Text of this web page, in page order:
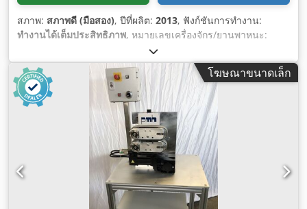
สภาพ: สภาพดี (มือสอง), ปีที่ผลิต: 2013, ฟังก์ชันการทำงาน:
ทำงานได้เต็มประสิทธิภาพ, หมายเลขเครื่องจักร/ยานพาหนะ:
โฆษณาขนาดเล็ก